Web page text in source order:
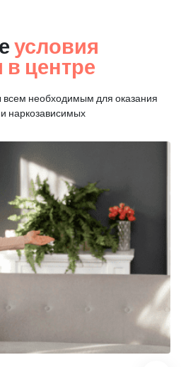
условия
центре
необходимым для оказания
наркозависимых